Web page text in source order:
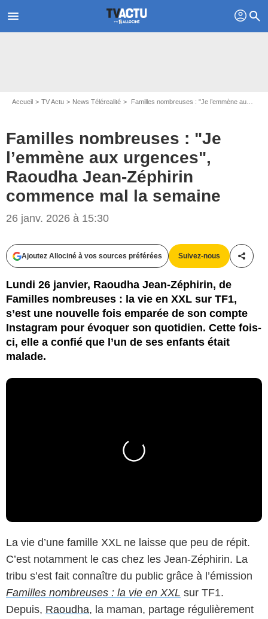
menu profil search
Accueil TV Actu News Télérealité Familles nombreuses : "Je l’emmène aux urgences", Raoudha Jean-Zéphirin commence mal la semaine
Familles nombreuses : "Je
l’emmène aux urgences",
Raoudha Jean-Zéphirin
commence mal la semaine
26 janv. 2026 à 15:30
Ajoutez Allociné à vos sources préférées Suivez-nous
Lundi 26 janvier, Raoudha Jean-Zéphirin, de
Familles nombreuses : la vie en XXL sur TF1,
s’est une nouvelle fois emparée de son compte
Instagram pour évoquer son quotidien. Cette fois-
ci, elle a confié que l’un de ses enfants était
malade.
La vie d’une famille XXL ne laisse que peu de répit.
C’est notamment le cas chez les Jean-Zéphirin. La
tribu s’est fait connaître du public grâce à l’émission
Familles nombreuses : la vie en XXL sur TF1.
Depuis, Raoudha, la maman, partage régulièrement